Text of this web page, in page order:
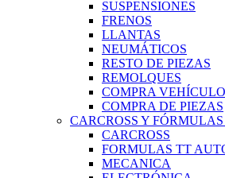
SUSPENSIONES
FRENOS
LLANTAS
NEUMÁTICOS
RESTO DE PIEZAS
REMOLQUES
COMPRA
COMPRA DE PIEZAS
CARCROSS Y
CARCROSS
FORMULAS TT
MECANICA